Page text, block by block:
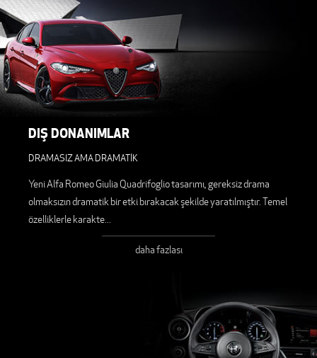
DIŞ DONANIMLAR
DRAMASIZ AMA DRAMATİK
Yeni Alfa Romeo Giulia Quadrifoglio tasarımı, gereksiz drama
olmaksızın dramatik bir etki bırakacak şekilde yaratılmıştır. Temel
özelliklerle karakte...
daha fazlası